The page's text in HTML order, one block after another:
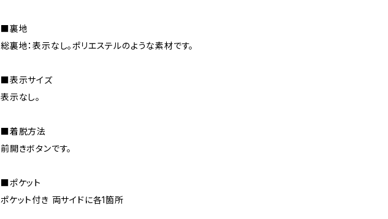
■裏地
総裏地：表示なし。ポリエステルのような素材です。
■表示サイズ
表示なし。
■着脱方法
前開きボタンです。
■ポケット
ポケット付き 両サイドに各1箇所